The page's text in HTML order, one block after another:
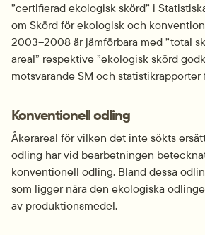
”certifierad ekologisk skörd” i
om Skörd för ekologisk och
2003–2008 är jämförbara med ”total
areal” respektive ”ekologisk skörd
motsvarande SM och
Konventionell odling
Åkerareal för vilken det inte sökts
odling har vid bearbetningen
konventionell odling. Bland dessa
som ligger nära den ekologiska
av produktionsmedel.